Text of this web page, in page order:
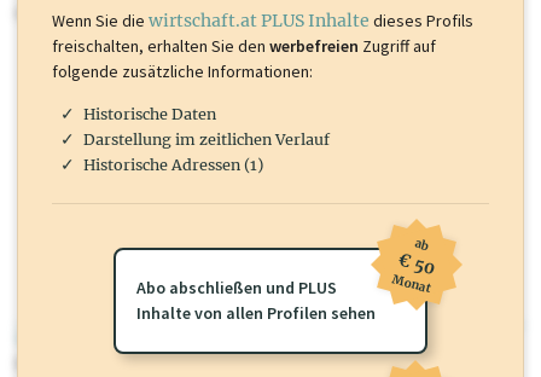
mehr.
Für dieses Profil gibt es zusätzlichewirtschaft.at PLUS Inhalte
Wenn Sie die wirtschaft.at PLUS Inhalte dieses Profils
freischalten, erhalten Sie den werbefreien Zugriff auf
folgende zusätzliche Informationen:
Historische Daten
Darstellung im zeitlichen Verlauf
Historische Adressen (1)
Abo abschließen und PLUS
Inhalte von allen Profilen sehen
ab
€ 50
Monat